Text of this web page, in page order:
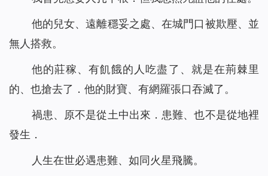
他的兒女、遠離穩妥之處、在城門口被欺壓、並
無人搭救。
他的莊稼、有飢餓的人吃盡了、就是在荊棘里
的、也搶去了．他的財寶、有網羅張口吞滅了。
禍患、原不是從土中出來．患難、也不是從地裡
發生．
人生在世必遇患難、如同火星飛騰。